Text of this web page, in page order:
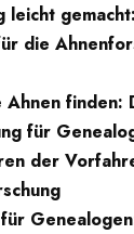
leicht
die
Ahnen finden:
für
der